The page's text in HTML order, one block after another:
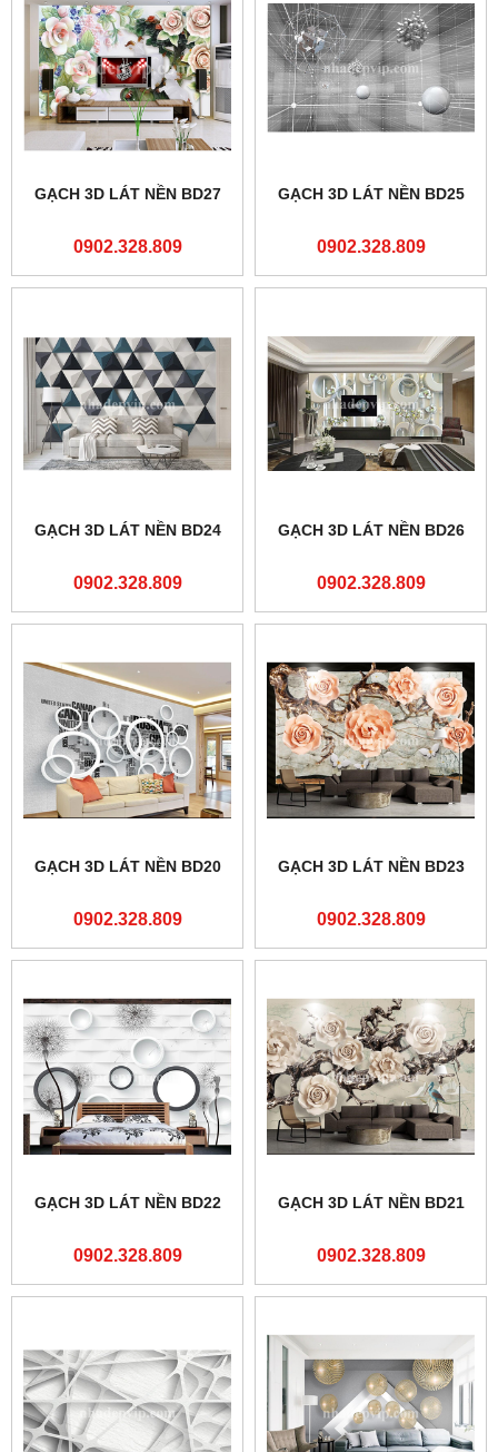
GẠCH 3D LÁT NỀN BD27
0902.328.809
GẠCH 3D LÁT NỀN BD25
0902.328.809
GẠCH 3D LÁT NỀN BD24
0902.328.809
GẠCH 3D LÁT NỀN BD26
0902.328.809
GẠCH 3D LÁT NỀN BD20
0902.328.809
GẠCH 3D LÁT NỀN BD23
0902.328.809
GẠCH 3D LÁT NỀN BD22
0902.328.809
GẠCH 3D LÁT NỀN BD21
0902.328.809